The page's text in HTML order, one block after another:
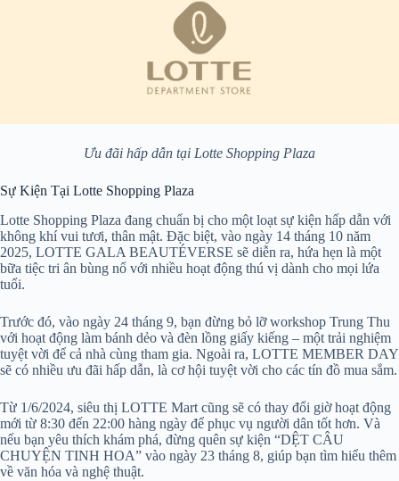
Ưu đãi hấp dẫn tại Lotte Shopping Plaza
Sự Kiện Tại Lotte Shopping Plaza
Lotte Shopping Plaza đang chuẩn bị cho một loạt sự kiện hấp dẫn với
không khí vui tươi, thân mật. Đặc biệt, vào ngày 14 tháng 10 năm
2025, LOTTE GALA BEAUTÉVERSE sẽ diễn ra, hứa hẹn là một
bữa tiệc tri ân bùng nổ với nhiều hoạt động thú vị dành cho mọi lứa
tuổi.
Trước đó, vào ngày 24 tháng 9, bạn đừng bỏ lỡ workshop Trung Thu
với hoạt động làm bánh dẻo và đèn lồng giấy kiếng – một trải nghiệm
tuyệt vời để cả nhà cùng tham gia. Ngoài ra, LOTTE MEMBER DAY
sẽ có nhiều ưu đãi hấp dẫn, là cơ hội tuyệt vời cho các tín đồ mua sắm.
Từ 1/6/2024, siêu thị LOTTE Mart cũng sẽ có thay đổi giờ hoạt động
mới từ 8:30 đến 22:00 hàng ngày để phục vụ người dân tốt hơn. Và
nếu bạn yêu thích khám phá, đừng quên sự kiện “DỆT CÂU
CHUYỆN TINH HOA” vào ngày 23 tháng 8, giúp bạn tìm hiểu thêm
về văn hóa và nghệ thuật.